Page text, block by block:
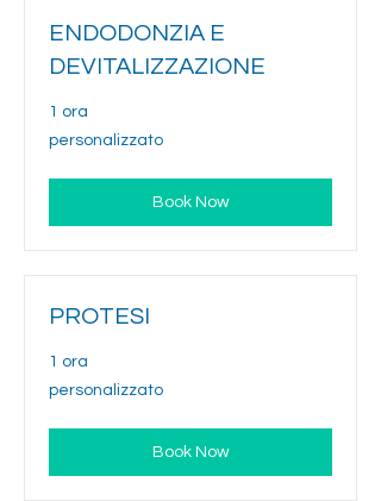
ENDODONZIA E
DEVITALIZZAZIONE
1 ora
personalizzato
personalizzato
Book Now
PROTESI
1 ora
personalizzato
personalizzato
Book Now